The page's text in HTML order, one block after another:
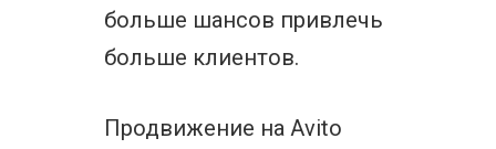
больше шансов привлечь
больше клиентов.
Продвижение на Avito